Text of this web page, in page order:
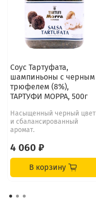
Соус Тартуфата,
шампиньоны с черным
трюфелем (8%),
ТАРТУФИ МОРРА, 500г
Насыщенный черный цвет
и сбалансированный
аромат.
4 060 ₽
В корзину